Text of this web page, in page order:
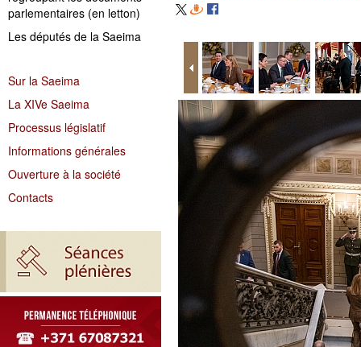
parlementaires (en letton)
Les députés de la Saeima
Sur la Saeima
La XIVe Saeima
Processus législatif
Informations générales
Ouverture à la société
Contacts